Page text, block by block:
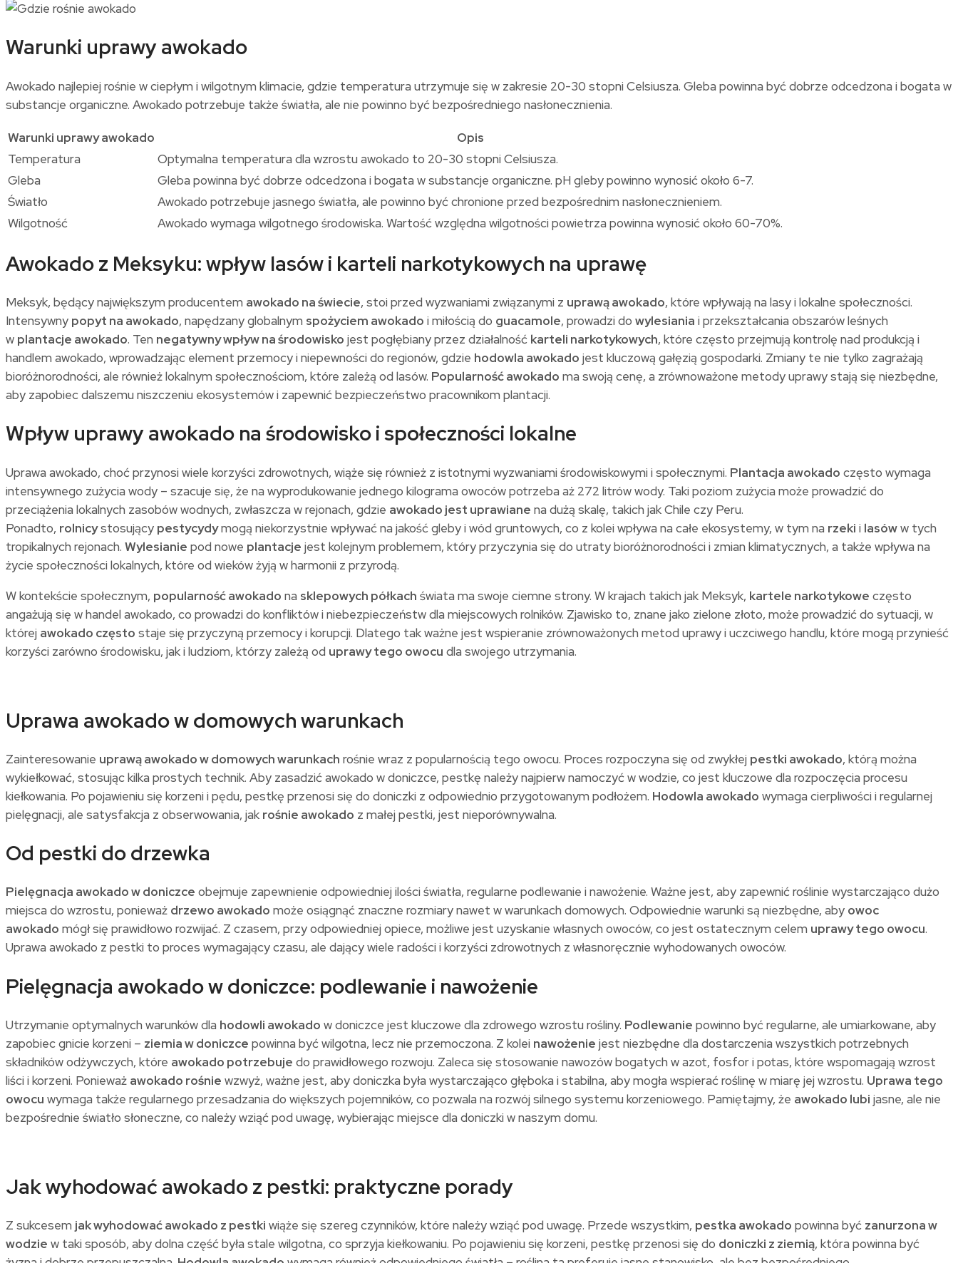
Warunki uprawy awokado
Awokado najlepiej rośnie w ciepłym i wilgotnym klimacie, gdzie temperatura utrzymuje się w zakresie 20-30 stopni Celsiusza. Gleba powinna być dobrze odcedzona i bogata w
substancje organiczne. Awokado potrzebuje także światła, ale nie powinno być bezpośredniego nasłonecznienia.
Warunki uprawy awokado
Opis
Temperatura
Optymalna temperatura dla wzrostu awokado to 20-30 stopni Celsiusza.
Gleba
Gleba powinna być dobrze odcedzona i bogata w substancje organiczne. pH gleby powinno wynosić około 6-7.
Światło
Awokado potrzebuje jasnego światła, ale powinno być chronione przed bezpośrednim nasłonecznieniem.
Wilgotność
Awokado wymaga wilgotnego środowiska. Wartość względna wilgotności powietrza powinna wynosić około 60-70%.
Awokado z Meksyku: wpływ lasów i karteli narkotykowych na uprawę
Meksyk, będący największym producentem awokado na świecie, stoi przed wyzwaniami związanymi z uprawą awokado, które wpływają na lasy i lokalne społeczności.
Intensywny popyt na awokado, napędzany globalnym spożyciem awokado i miłością do guacamole, prowadzi do wylesiania i przekształcania obszarów leśnych
w plantacje awokado. Ten negatywny wpływ na środowisko jest pogłębiany przez działalność karteli narkotykowych, które często przejmują kontrolę nad produkcją i
handlem awokado, wprowadzając element przemocy i niepewności do regionów, gdzie hodowla awokado jest kluczową gałęzią gospodarki. Zmiany te nie tylko zagrażają
bioróżnorodności, ale również lokalnym społecznościom, które zależą od lasów. Popularność awokado ma swoją cenę, a zrównoważone metody uprawy stają się niezbędne,
aby zapobiec dalszemu niszczeniu ekosystemów i zapewnić bezpieczeństwo pracownikom plantacji.
Wpływ uprawy awokado na środowisko i społeczności lokalne
Uprawa awokado, choć przynosi wiele korzyści zdrowotnych, wiąże się również z istotnymi wyzwaniami środowiskowymi i społecznymi. Plantacja awokado często wymaga
intensywnego zużycia wody – szacuje się, że na wyprodukowanie jednego kilograma owoców potrzeba aż 272 litrów wody. Taki poziom zużycia może prowadzić do
przeciążenia lokalnych zasobów wodnych, zwłaszcza w rejonach, gdzie awokado jest uprawiane na dużą skalę, takich jak Chile czy Peru.
Ponadto, rolnicystosujący pestycydymogą niekorzystnie wpływać na jakość gleby i wód gruntowych, co z kolei wpływa na całe ekosystemy, w tym na rzeki i lasóww tych
tropikalnych rejonach. Wylesianie pod nowe plantacje jest kolejnym problemem, który przyczynia się do utraty bioróżnorodności i zmian klimatycznych, a także wpływa na
życie społeczności lokalnych, które od wieków żyją w harmonii z przyrodą.
W kontekście społecznym, popularność awokado na sklepowych półkach świata ma swoje ciemne strony. W krajach takich jak Meksyk, kartele narkotykowe często
angażują się w handel awokado, co prowadzi do konfliktów i niebezpieczeństw dla miejscowych rolników. Zjawisko to, znane jako zielone złoto, może prowadzić do sytuacji, w
której awokado często staje się przyczyną przemocy i korupcji. Dlatego tak ważne jest wspieranie zrównoważonych metod uprawy i uczciwego handlu, które mogą przynieść
korzyści zarówno środowisku, jak i ludziom, którzy zależą od uprawy tego owocu dla swojego utrzymania.
Uprawa awokado w domowych warunkach
Zainteresowanie uprawą awokado w domowych warunkach rośnie wraz z popularnością tego owocu. Proces rozpoczyna się od zwykłej pestki awokado, którą można
wykiełkować, stosując kilka prostych technik. Aby zasadzić awokado w doniczce, pestkę należy najpierw namoczyć w wodzie, co jest kluczowe dla rozpoczęcia procesu
kiełkowania. Po pojawieniu się korzeni i pędu, pestkę przenosi się do doniczki z odpowiednio przygotowanym podłożem. Hodowla awokado wymaga cierpliwości i regularnej
pielęgnacji, ale satysfakcja z obserwowania, jak rośnie awokado z małej pestki, jest nieporównywalna.
Od pestki do drzewka
Pielęgnacja awokado w doniczce obejmuje zapewnienie odpowiedniej ilości światła, regularne podlewanie i nawożenie. Ważne jest, aby zapewnić roślinie wystarczająco dużo
miejsca do wzrostu, ponieważ drzewo awokado może osiągnąć znaczne rozmiary nawet w warunkach domowych. Odpowiednie warunki są niezbędne, aby owoc
awokado mógł się prawidłowo rozwijać. Z czasem, przy odpowiedniej opiece, możliwe jest uzyskanie własnych owoców, co jest ostatecznym celem uprawy tego owocu.
Uprawa awokado z pestki to proces wymagający czasu, ale dający wiele radości i korzyści zdrowotnych z własnoręcznie wyhodowanych owoców.
Pielęgnacja awokado w doniczce: podlewanie i nawożenie
Utrzymanie optymalnych warunków dla hodowli awokado w doniczce jest kluczowe dla zdrowego wzrostu rośliny. Podlewanie powinno być regularne, ale umiarkowane, aby
zapobiec gnicie korzeni – ziemia w doniczce powinna być wilgotna, lecz nie przemoczona. Z kolei nawożenie jest niezbędne dla dostarczenia wszystkich potrzebnych
składników odżywczych, które awokado potrzebuje do prawidłowego rozwoju. Zaleca się stosowanie nawozów bogatych w azot, fosfor i potas, które wspomagają wzrost
liści i korzeni. Ponieważ awokado rośnie wzwyż, ważne jest, aby doniczka była wystarczająco głęboka i stabilna, aby mogła wspierać roślinę w miarę jej wzrostu. Uprawa tego
owocu wymaga także regularnego przesadzania do większych pojemników, co pozwala na rozwój silnego systemu korzeniowego. Pamiętajmy, że awokado lubi jasne, ale nie
bezpośrednie światło słoneczne, co należy wziąć pod uwagę, wybierając miejsce dla doniczki w naszym domu.
Jak wyhodować awokado z pestki: praktyczne porady
Z sukcesem jak wyhodować awokado z pestki wiąże się szereg czynników, które należy wziąć pod uwagę. Przede wszystkim, pestka awokado powinna być zanurzona w
wodzie w taki sposób, aby dolna część była stale wilgotna, co sprzyja kiełkowaniu. Po pojawieniu się korzeni, pestkę przenosi się do doniczki z ziemią, która powinna być